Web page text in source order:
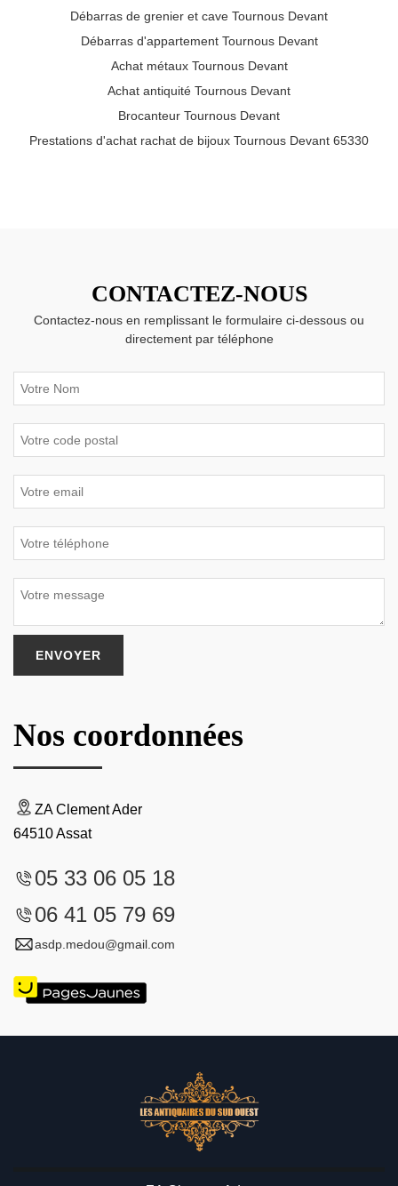
Débarras de grenier et cave Tournous Devant
Débarras d'appartement Tournous Devant
Achat métaux Tournous Devant
Achat antiquité Tournous Devant
Brocanteur Tournous Devant
Prestations d'achat rachat de bijoux Tournous Devant 65330
CONTACTEZ-NOUS
Contactez-nous en remplissant le formulaire ci-dessous ou
directement par téléphone
Nos coordonnées
ZA Clement Ader
64510 Assat
05 33 06 05 18
06 41 05 79 69
asdp.medou@gmail.com